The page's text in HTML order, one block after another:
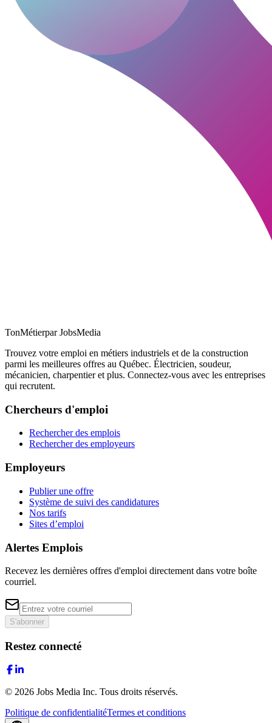
TonMétierpar JobsMedia
Trouvez votre emploi en métiers industriels et de la construction
parmi les meilleures offres au Québec. Électricien, soudeur,
mécanicien, charpentier et plus. Connectez-vous avec les entreprises
qui recrutent.
Chercheurs d'emploi
Rechercher des emplois
Rechercher des employeurs
Employeurs
Publier une offre
Système de suivi des candidatures
Nos tarifs
Sites d’emploi
Alertes Emplois
Recevez les dernières offres d'emploi directement dans votre boîte
courriel.
S'abonner
Restez connecté
© 2026 Jobs Media Inc. Tous droits réservés.
Politique de confidentialitéTermes et conditions